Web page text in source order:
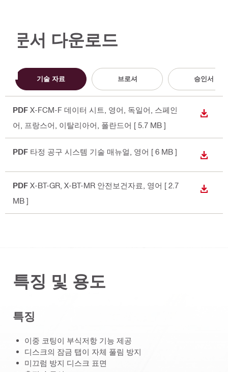
문서 다운로드
기술 자료 브로셔 승인서
PDF X-FCM-F 데이터 시트
, 영어, 독일어, 스페인
어, 프랑스어, 이탈리아어, 폴란드어 [ 5.7 MB ]
다운로
PDF 타정 공구 시스템 기술 매뉴얼 , 영어 [ 6 MB ]
다운로
PDF X-BT-GR, X-BT-MR 안전보건자료 , 영어 [ 2.7
MB ]
다운로
특징 및 용도
특징
이중 코팅이 부식저항 기능 제공
디스크의 잠금 탭이 자체 풀림 방지
미끄럼 방지 디스크 표면